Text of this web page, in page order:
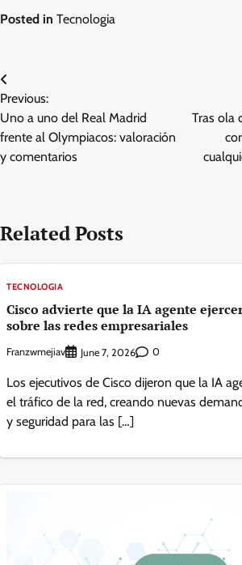
Posted in Tecnologia
Post
navigation
Previous:
Uno a uno del Real Madrid
frente al Olympiacos: valoración
y comentarios
Tras ola
Related Posts
TECNOLOGIA
Cisco advierte que la IA agente
sobre las redes empresariales
Franzwmejiav June 7, 2026 0
Los ejecutivos de Cisco dijeron que la IA
el tráfico de la red, creando nuevas
y seguridad para las […]